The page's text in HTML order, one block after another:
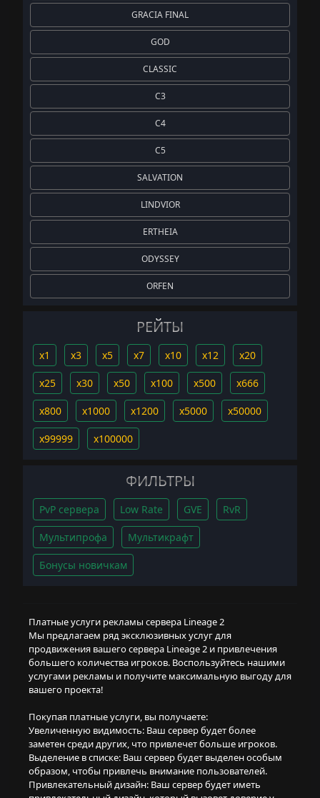
GRACIA FINAL
GOD
CLASSIC
C3
C4
C5
SALVATION
LINDVIOR
ERTHEIA
ODYSSEY
ORFEN
РЕЙТЫ
x1 x3 x5 x7 x10 x12 x20
x25 x30 x50 x100 x500 x666
x800 x1000 x1200 x5000 x50000
x99999 x100000
ФИЛЬТРЫ
PvP сервера Low Rate GVE RvR
Мультипрофа Мультикрафт
Бонусы новичкам
Платные услуги рекламы сервера Lineage 2
Мы предлагаем ряд эксклюзивных услуг для
продвижения вашего сервера Lineage 2 и привлечения
большего количества игроков. Воспользуйтесь нашими
услугами рекламы и получите максимальную выгоду для
вашего проекта!
Покупая платные услуги, вы получаете:
Увеличенную видимость: Ваш сервер будет более
заметен среди других, что привлечет больше игроков.
Выделение в списке: Ваш сервер будет выделен особым
образом, чтобы привлечь внимание пользователей.
Привлекательный дизайн: Ваш сервер будет иметь